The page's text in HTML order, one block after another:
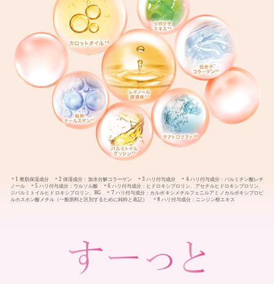
＊1 整肌保湿成分 ＊2 保湿成分：加水分解コラーゲン ＊3 ハリ付与成分 ＊4 ハリ付与成分：パルミチン酸レチ
ノール ＊5 ハリ付与成分：ウルソル酸 ＊6 ハリ付与成分：ヒドロキシプロリン、アセチルヒドロキシプロリン、
ジパルミトイルヒドロキシプロリン、BG ＊7 ハリ付与成分：カルボキシメチルフェニルアミノカルボキシプロピ
ルホスホン酸メチル（一般原料と区別するために純粋と表記） ＊8 ハリ付与成分：ニンジン根エキス